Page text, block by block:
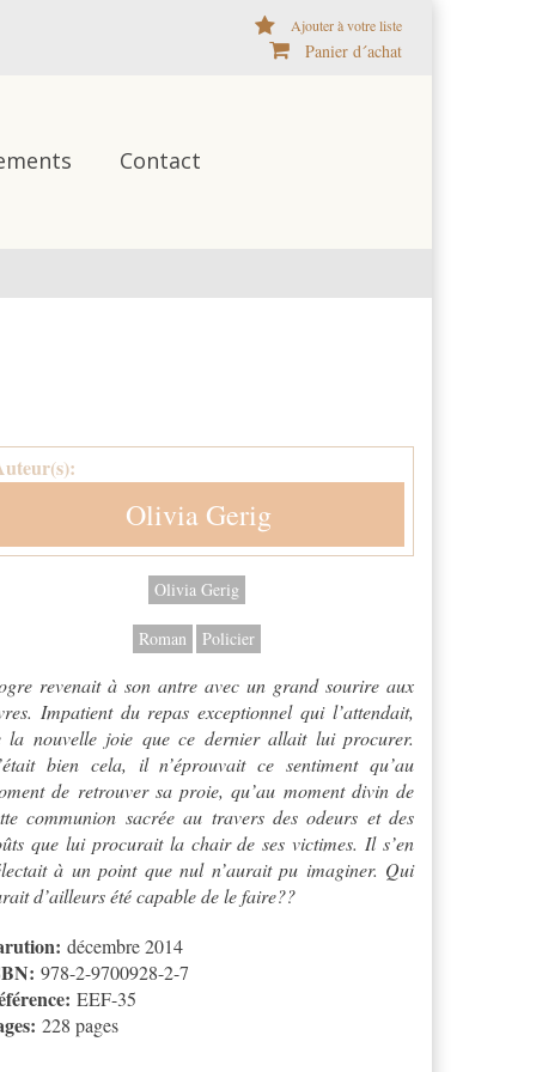
Ajouter à votre liste
Panier d´achat
Contact
Olivia Gerig
Olivia Gerig
Roman Policier
revenait à son antre avec un grand sourire aux
Impatient du repas exceptionnel qui l’attendait,
la nouvelle joie que ce dernier allait lui procurer.
bien cela, il n’éprouvait ce sentiment qu’au
de retrouver sa proie, qu’au moment divin de
communion sacrée au travers des odeurs et des
que lui procurait la chair de ses victimes. Il s’en
à un point que nul n’aurait pu imaginer. Qui
d’ailleurs été capable de le faire??
décembre 2014
978-2-9700928-2-7
EEF-35
228 pages